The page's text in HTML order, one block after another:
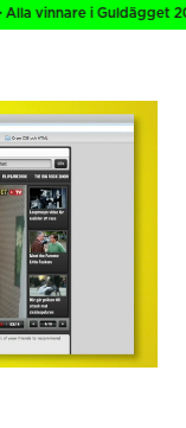
vinnare i Guldägget